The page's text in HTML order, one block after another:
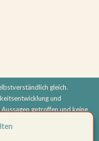
gleich.
und
getroffen und keine
oder ernsthaften